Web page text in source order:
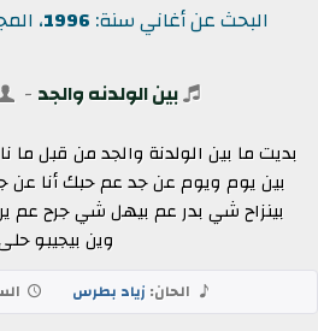
البحث عن أغاني سنة: 1996، المجموع:
بين الولدنه والجد -
بديت ما بين الولدنة والجد من قبل ما
بين يوم ويوم عن جد عم حبك أنا
بينزاح شي بدر عم بيهل شي جرح عم
وين بيجيبو
الحان: زياد بطرس